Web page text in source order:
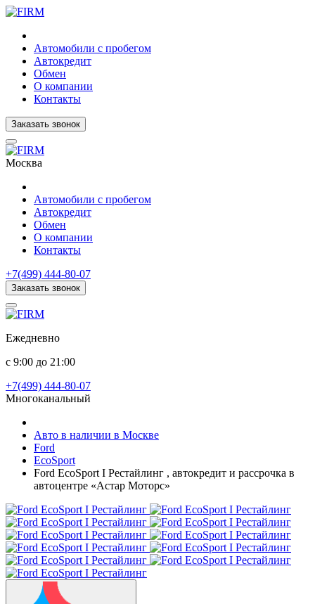
Автомобили с пробегом
Автокредит
Обмен
О компании
Контакты
Заказать звонок
Москва
Автомобили с пробегом
Автокредит
Обмен
О компании
Контакты
+7(499) 444-80-07
Заказать звонок
Ежедневно
с 9:00 до 21:00
+7(499) 444-80-07
Многоканальный
Авто в наличии в Москве
Ford
EcoSport
Ford EcoSport I Рестайлинг , автокредит и рассрочка в
автоцентре «Астар Моторс»